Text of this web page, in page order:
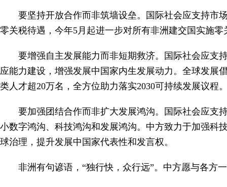
要坚持开放合作而非筑墙设垒。国际社会应支持市
零关税待遇，今年5月起进一步对所有非洲建交国实施
要增强自主发展能力而非短期救济。国际社会应支
应能力建设，增强发展中国家内生发展动力。全球发展
类人才超20万名，全方位助力落实2030可持续发展议程
要加强团结合作而非扩大发展鸿沟。国际社会应支
小数字鸿沟、科技鸿沟和发展鸿沟。中方致力于加强科
球治理，提升发展中国家代表性和发言权。
非洲有句谚语，“独行快，众行远”。中方愿与各方